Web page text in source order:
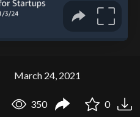
March 24, 2021
350 0